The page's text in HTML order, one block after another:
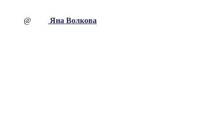
@ Яна Волкова